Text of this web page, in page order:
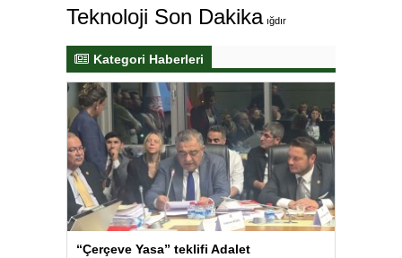
Teknoloji Son Dakika ığdır
Kategori Haberleri
“Çerçeve Yasa” teklifi Adalet